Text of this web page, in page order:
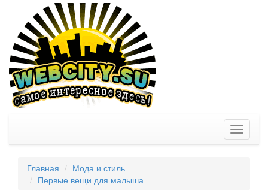
Toggle
Главная
Мода и стиль
Первые вещи для малыша